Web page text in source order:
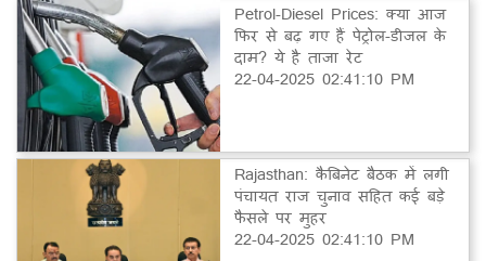
Petrol-Diesel Prices: क्या आज
फिर से बढ़ गए हैं पेट्रोल-डीजल के
दाम? ये है ताजा रेट
22-04-2025 02:41:10 PM
Rajasthan: कैबिनेट बैठक में लगी
पंचायत राज चुनाव सहित कई बड़े
फैसले पर मुहर
22-04-2025 02:41:10 PM